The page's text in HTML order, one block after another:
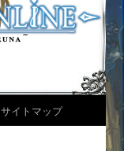
サイトマップ